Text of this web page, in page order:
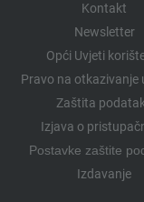
Kontakt
Newsletter
Opći Uvjeti
Pravo na otkazivanje
Zaštita
Izjava o
Postavke zaštite
Izdavanje